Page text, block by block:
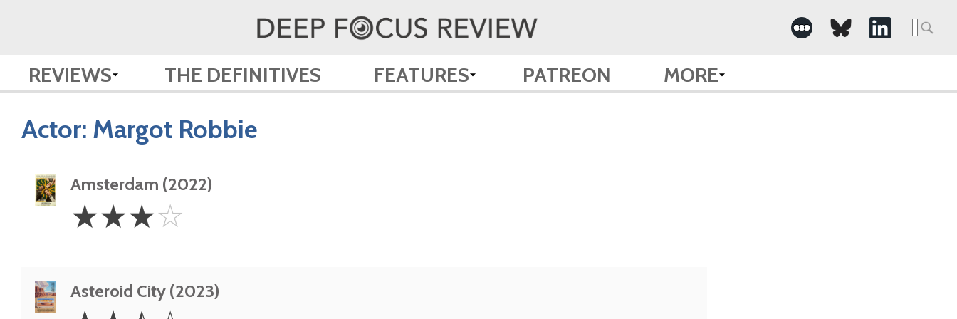
REVIEWS THE DEFINITIVES FEATURES PATREON MORE
Actor: Margot Robbie
Amsterdam (2022)
Stars
☆☆☆☆
Asteroid City (2023)
2.5